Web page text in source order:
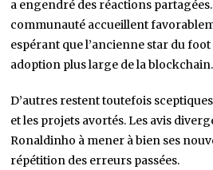
a engendré des réactions
communauté accueillent
espérant que l’ancienne star du
adoption plus large de la blockchain.
D’autres restent toutefois
et les projets avortés. Les avis
Ronaldinho à mener à bien ses
répétition des erreurs passées.